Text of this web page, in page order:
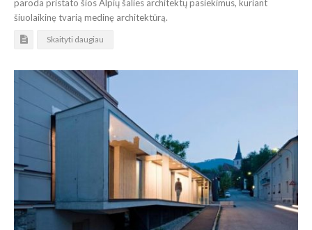
paroda pristato šios Alpių šalies architektų pasiekimus, kuriant
šiuolaikinę tvarią medinę architektūrą.
Skaityti daugiau